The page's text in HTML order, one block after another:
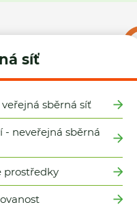
síť
sběrná síť
- neveřejná sběrná
prostředky